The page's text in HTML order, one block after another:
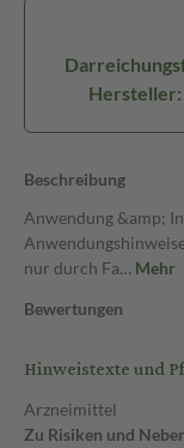
Hersteller:
Beschreibung
Anwendung &amp;
nur durch Fa… Mehr
Bewertungen
Hinweistexte und
Arzneimittel
Zu Risiken und